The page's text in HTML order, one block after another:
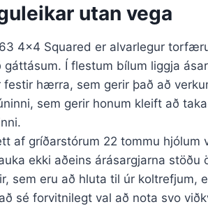
utan vega
4×4 Squared er alvarlegur
gáttásum. Í flestum bílum liggja
festir hærra, sem gerir það að
sem gerir honum kleift að
af gríðarstórum 22 tommu hjólum
ekki aðeins árásargjarna stöðu
sem eru að hluta til úr koltrefjum,
sé forvitnilegt val að nota svo